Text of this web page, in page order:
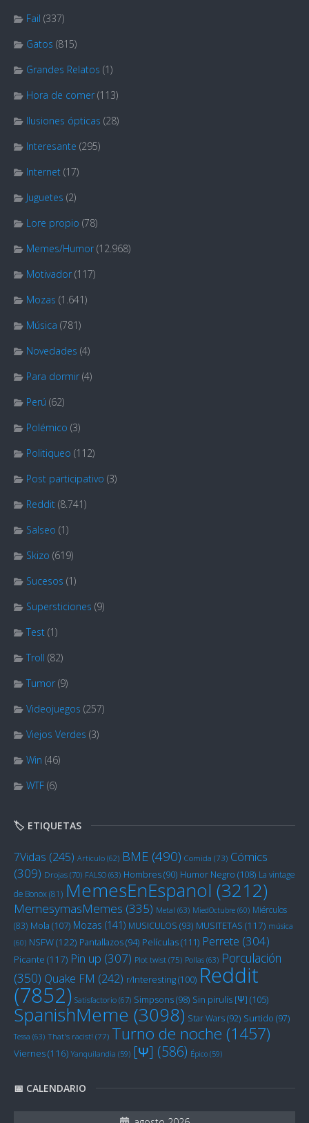
Fail (337)
Gatos (815)
Grandes Relatos (1)
Hora de comer (113)
Ilusiones ópticas (28)
Interesante (295)
Internet (17)
Juguetes (2)
Lore propio (78)
Memes/Humor (12.968)
Motivador (117)
Mozas (1.641)
Música (781)
Novedades (4)
Para dormir (4)
Perú (62)
Polémico (3)
Politiqueo (112)
Post participativo (3)
Reddit (8.741)
Salseo (1)
Skizo (619)
Sucesos (1)
Supersticiones (9)
Test (1)
Troll (82)
Tumor (9)
Videojuegos (257)
Viejos Verdes (3)
Win (46)
WTF (6)
🏷️ ETIQUETAS
7Vidas (245) Artículo (62) BME (490) Comida (73) Cómics
(309) Drojas (70) FALSO (63) Hombres(90) Humor Negro (108) La vintage
de Bonox(81) MemesEnEspanol (3212)
MemesymasMemes (335) Metal (63) MiedOctubre (60) Miérculos
(83) Mola (107) Mozas (141) MUSICULOS (93) MUSITETAS (117) música
(60) NSFW(122) Pantallazos(94) Películas(111) Perrete (304)
Picante (117) Pin up (307) Plot twist (75) Pollas (63) Porculación
(350) Quake FM (242) r/Interesting(100) Reddit
(7852) Satisfactorio (67) Simpsons(98) Sin pirulís [Ψ] (105)
SpanishMeme (3098) Star Wars(92) Surtido (97)
Tessa (63) That's racist! (77) Turno de noche (1457)
Viernes(116) Yanquilandia (59) [Ψ] (586) Épico (59)
📅 CALENDARIO